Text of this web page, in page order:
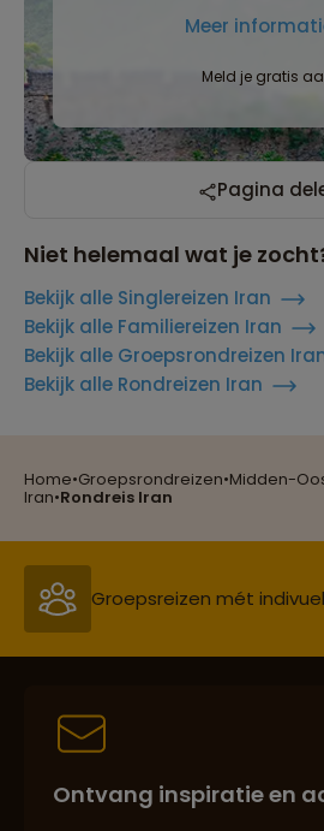
Home•Groepsrondreizen•Midden-
Iran•Rondreis Iran
Meer
Meld je gratis
Pagina
Niet helemaal wat je
Bekijk alle Singlereizen Iran
Bekijk alle Familiereizen Iran
Bekijk alle Groepsrondreizen
Bekijk alle Rondreizen Iran
Reizen met oog voor
Groepsreizen mét
Persoonlijk en deskundig
Ontvang inspiratie en